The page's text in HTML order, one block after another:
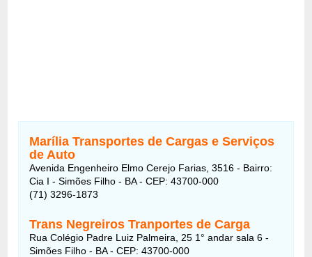
Marília Transportes de Cargas e Serviços
de Auto
Avenida Engenheiro Elmo Cerejo Farias, 3516 - Bairro:
Cia I - Simões Filho - BA - CEP: 43700-000
(71) 3296-1873
Trans Negreiros Tranportes de Carga
Rua Colégio Padre Luiz Palmeira, 25 1° andar sala 6 -
Simões Filho - BA - CEP: 43700-000